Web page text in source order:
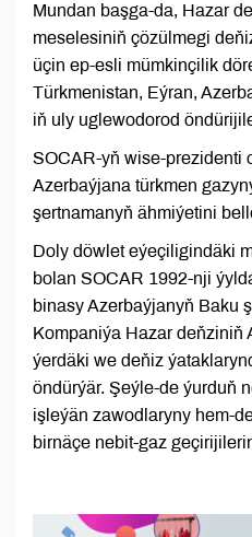
Mundan başga-da, Hazar
meselesiniň çözülmegi
üçin ep-esli mümkinçilik
Türkmenistan, Eýran,
iň uly uglewodorod
SOCAR-yň wise-prezidenti
Azerbaýjana türkmen
şertnamanyň ähmiýetini
Doly döwlet eýeçiligindäki
bolan SOCAR 1992-nji
binasy Azerbaýjanyň Baku
Kompaniýa Hazar deňziniň
ýerdäki we deňiz
öndürýär. Şeýle-de ýurduň
işleýän zawodlaryny hem-
birnäçe nebit-gaz